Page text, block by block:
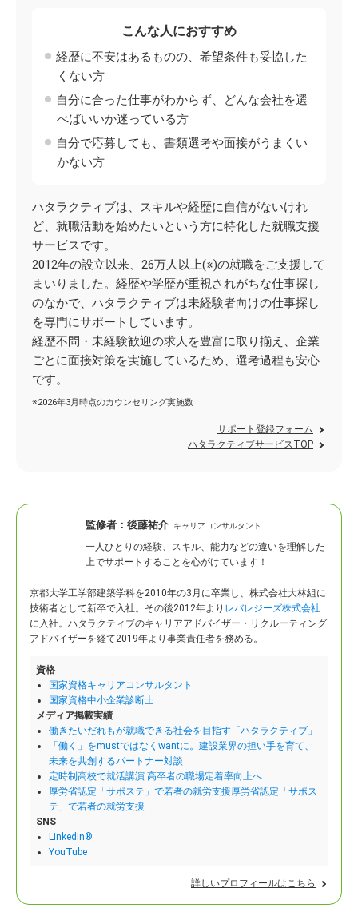
こんな人におすすめ
経歴に不安はあるものの、希望条件も妥協した
くない方
自分に合った仕事がわからず、どんな会社を選
べばいいか迷っている方
自分で応募しても、書類選考や面接がうまくい
かない方
ハタラクティブは、スキルや経歴に自信がないけれ
ど、就職活動を始めたいという方に特化した就職支援
サービスです。
2012年の設立以来、26万人以上(※)の就職をご支援して
まいりました。経歴や学歴が重視されがちな仕事探し
のなかで、ハタラクティブは未経験者向けの仕事探し
を専門にサポートしています。
経歴不問・未経験歓迎の求人を豊富に取り揃え、企業
ごとに面接対策を実施しているため、選考過程も安心
です。
※2026年3月時点のカウンセリング実施数
サポート登録フォーム
ハタラクティブサービスTOP
監修者： 後藤祐介 キャリアコンサルタント
一人ひとりの経験、スキル、能力などの違いを理解した
上でサポートすることを心がけています！
京都大学工学部建築学科を2010年の3月に卒業し、株式会社大林組に
技術者として新卒で入社。 その後2012年より レバレジーズ株式会社
に入社。ハタラクティブのキャリアアドバイザー・リクルーティング
アドバイザーを経て2019年より事業責任者を務める。
資格
国家資格キャリアコンサルタント
国家資格中小企業診断士
メディア掲載実績
働きたいだれもが就職できる社会を目指す「ハタラクティブ」
「働く」をmustではなくwantに。建設業界の担い手を育て、
未来を共創するパートナー対談
定時制高校で就活講演 高卒者の職場定着率向上へ
厚労省認定「サポステ」で若者の就労支援厚労省認定「サポス
テ」で若者の就労支援
SNS
LinkedIn®
YouTube
詳しいプロフィールはこちら